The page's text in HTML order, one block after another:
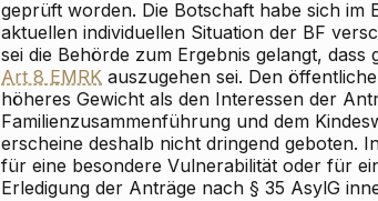
geprüft worden. Die Botschaft habe sich im
aktuellen individuellen Situation der BF
sei die Behörde zum Ergebnis gelangt,
Art 8 EMRK auszugehen sei. Den
höheres Gewicht als den Interessen der
Familienzusammenführung und dem
erscheine deshalb nicht dringend geboten.
für eine besondere Vulnerabilität oder für
Erledigung der Anträge nach § 35 AsylG